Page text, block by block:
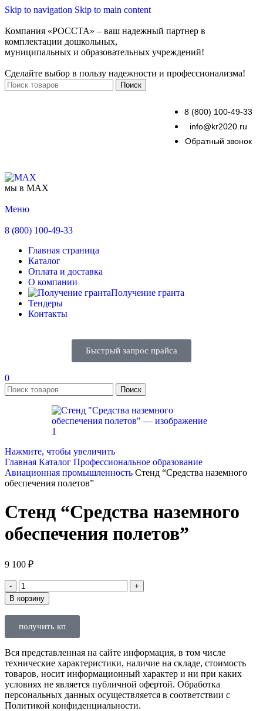
Skip to navigation Skip to main content
Компания «РОССТА» – ваш надежный партнер в
комплектации дошкольных,
муниципальных и образовательных учреждений!
Сделайте выбор в пользу надежности и профессионализма!
Поиск
8 (800) 100-49-33
info@kr2020.ru
Обратный звонок
мы в MAX
Меню
8 (800) 100-49-33
Главная страница
Каталог
Оплата и доставка
О компании
Получение гранта
Тендеры
Контакты
Быстрый запрос прайса
0
Поиск
Нажмите, чтобы увеличить
Главная Каталог Профессиональное образование
Авиационная промышленность Стенд “Средства наземного
обеспечения полетов”
Стенд “Средства наземного
обеспечения полетов”
9 100 ₽
В корзину
получить кп
Вся представленная на сайте информация, в том числе
технические характеристики, наличие на складе, стоимость
товаров, носит информационный характер и ни при каких
условиях не является публичной офертой. Обработка
персональных данных осуществляется в соответствии с
Политикой конфиденциальности.